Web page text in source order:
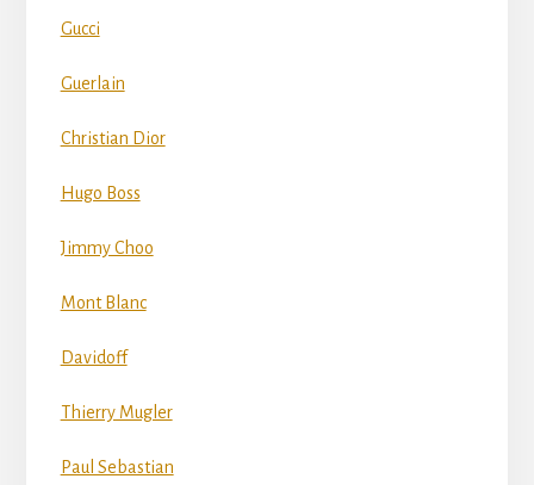
Gucci
Guerlain
Christian Dior
Hugo Boss
Jimmy Choo
Mont Blanc
Davidoff
Thierry Mugler
Paul Sebastian